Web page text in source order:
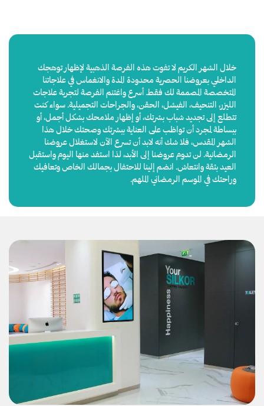
خلال الشهر الكريم لا تفوت هذه الفرصة الذهبية لإظهار توهجك
الداخلي بعروضنا الحصرية محدودة المدة والانغماس في علاجاتنا
المتخصصة المصممة لك فقط. أسرع واغتنم الفرصة لتجربة علاجات
الليزر، التنحيف، الفيشل، الحقن، والجراحات التجميلية. سواء كنت
تتطلع إلى تجديد شباب بشرتك، أو إظهار ملامحك بشكل أجمل، أو
ببساطة لمجرد أن تواظب على العناية ببشرتك وصحتك خلال هذا
الشهر المقدس، فلا شك أنه لابد أن تسرع الآن لاستغلال عروضنا
الرمضانية. لن تدوم عروضنا إلى الأبد، لذا استفد منها اليوم واستقبل
العيد بثقة وانتعاش. انضم إلينا للاحتفال بجمالك الخاص وتعافيك
وراحتك في الموسم الرمضاني الملهم.